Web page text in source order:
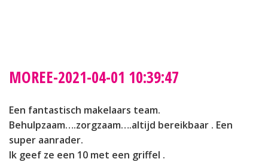
MOREE-2021-04-01 10:39:47
Een fantastisch makelaars team.
Behulpzaam….zorgzaam….altijd bereikbaar . Een
super aanrader.
Ik geef ze een 10 met een griffel .